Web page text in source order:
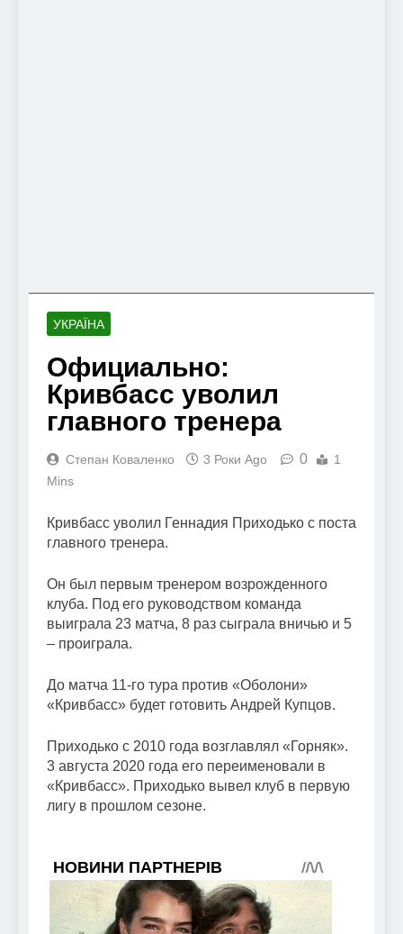
УКРАЇНА
Официально:
Кривбасс уволил
главного тренера
Степан Коваленко 3 Роки Ago 0
1
Mins
Кривбасс уволил Геннадия Приходько с поста
главного тренера.
Он был первым тренером возрожденного
клуба. Под его руководством команда
выиграла 23 матча, 8 раз сыграла вничью и 5
– проиграла.
До матча 11-го тура против «Оболони»
«Кривбасс» будет готовить Андрей Купцов.
Приходько с 2010 года возглавлял «Горняк».
3 августа 2020 года его переименовали в
«Кривбасс». Приходько вывел клуб в первую
лигу в прошлом сезоне.